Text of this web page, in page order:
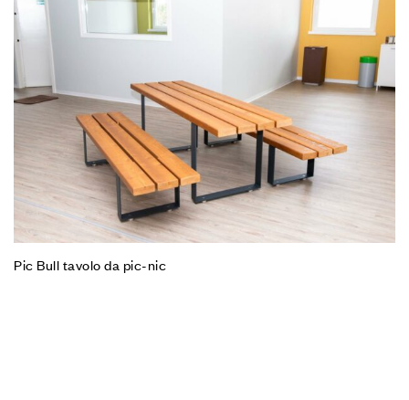
Pic Bull tavolo da pic-nic